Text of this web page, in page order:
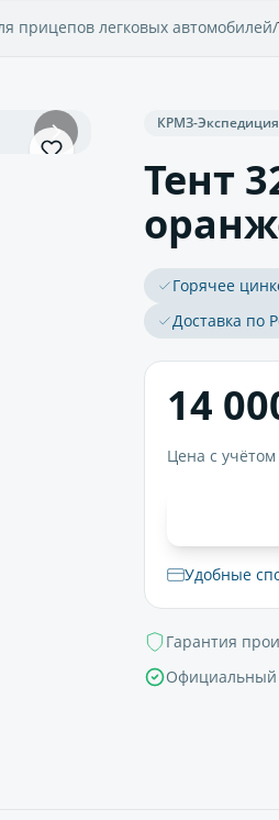
прицепов легковых автомобилей/
КРМЗ-Экспедиция
Тент
Горячее
Доставка по
14
Цена с
Удобные
Гарантия
Официальный